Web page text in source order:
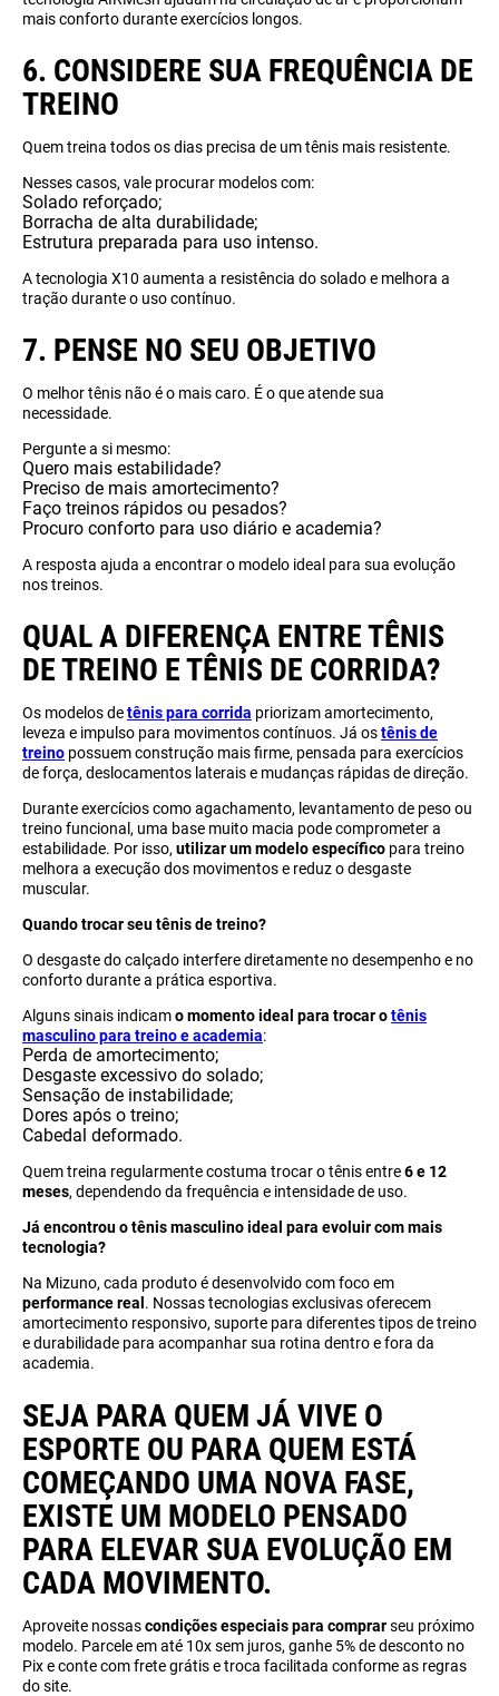
mais conforto durante exercícios longos.
6. CONSIDERE SUA FREQUÊNCIA DE
TREINO
Quem treina todos os dias precisa de um tênis mais resistente.
Nesses casos, vale procurar modelos com:
Solado reforçado;
Borracha de alta durabilidade;
Estrutura preparada para uso intenso.
A tecnologia X10 aumenta a resistência do solado e melhora a
tração durante o uso contínuo.
7. PENSE NO SEU OBJETIVO
O melhor tênis não é o mais caro. É o que atende sua
necessidade.
Pergunte a si mesmo:
Quero mais estabilidade?
Preciso de mais amortecimento?
Faço treinos rápidos ou pesados?
Procuro conforto para uso diário e academia?
A resposta ajuda a encontrar o modelo ideal para sua evolução
nos treinos.
QUAL A DIFERENÇA ENTRE TÊNIS
DE TREINO E TÊNIS DE CORRIDA?
Os modelos detênis para corrida priorizam amortecimento,
leveza e impulso para movimentos contínuos. Já ostênis de
treino possuem construção mais firme, pensada para exercícios
de força, deslocamentos laterais e mudanças rápidas de direção.
Durante exercícios como agachamento, levantamento de peso ou
treino funcional, uma base muito macia pode comprometer a
estabilidade. Por isso,utilizar um modelo específico para treino
melhora a execução dos movimentos e reduz o desgaste
muscular.
Quando trocar seu tênis de treino?
O desgaste do calçado interfere diretamente no desempenho e no
conforto durante a prática esportiva.
Alguns sinais indicamo momento ideal para trocar otênis
masculino para treino e academia:
Perda de amortecimento;
Desgaste excessivo do solado;
Sensação de instabilidade;
Dores após o treino;
Cabedal deformado.
Quem treina regularmente costuma trocar o tênis entre6 e 12
meses, dependendo da frequência e intensidade de uso.
Já encontrou o tênis masculino ideal para evoluir com mais
tecnologia?
Na Mizuno, cada produto é desenvolvido com foco em
performance real . Nossas tecnologias exclusivas oferecem
amortecimento responsivo, suporte para diferentes tipos de treino
e durabilidade para acompanhar sua rotina dentro e fora da
academia.
SEJA PARA QUEM JÁ VIVE O
ESPORTE OU PARA QUEM ESTÁ
COMEÇANDO UMA NOVA FASE,
EXISTE UM MODELO PENSADO
PARA ELEVAR SUA EVOLUÇÃO EM
CADA MOVIMENTO.
Aproveite nossascondições especiais para comprarseu próximo
modelo. Parcele em até 10x sem juros, ganhe 5% de desconto no
Pix e conte com frete grátis e troca facilitada conforme as regras
do site.